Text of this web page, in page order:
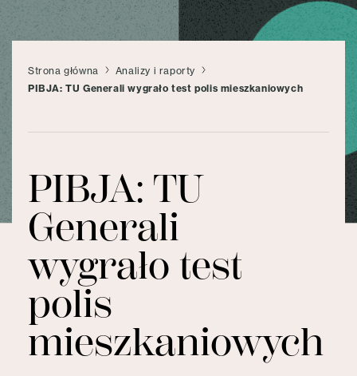
Strona główna
Analizy i raporty
PIBJA: TU Generali wygrało test polis mieszkaniowych
PIBJA: TU
Generali
wygrało test
polis
mieszkaniowych